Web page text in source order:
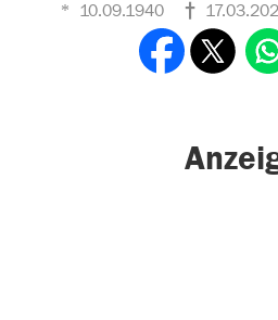
10.09.1940